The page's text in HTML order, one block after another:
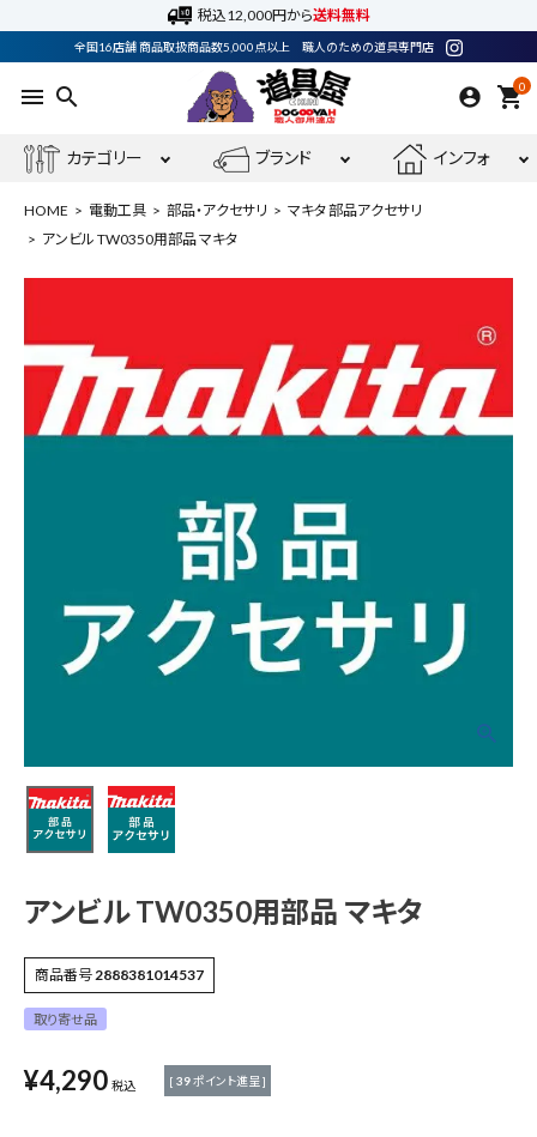
税込12,000円から送料無料
全国16店舗 商品取扱商品数5,000点以上 職人のための道具専門店
menu search 0
shopping_cart
カテゴリー ブランド インフォ
ログイン person 会員登録
電動工具
エアー工具・機械工具
先端工具
作業工具・大工道具
測定工具・筆記具
HOME 電動工具 部品・アクセサリ
マキタ 部品アクセサリ
アンビル TW0350用部品 マキタ
アンビル TW0350用部品 マキタ
商品番号2888381014537
取り寄せ品
¥4,290 税込 [ 39ポイント進呈 ]